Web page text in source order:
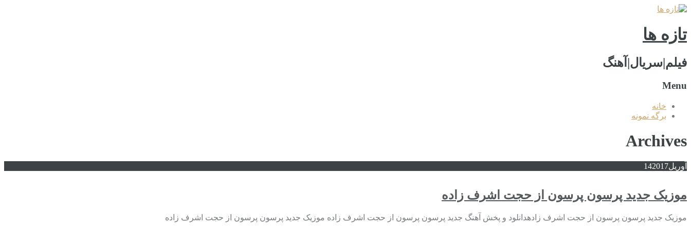
تازه ها
فیلم|سریال|آهنگ
Menu
خانه
برگه نمونه
Archives
آوریل 142017
موزیک جدید پرسون پرسون از حجت اشرف زاده
موزیک جدید پرسون پرسون از حجت اشرف زادهدانلود و پخش آهنگ جدید پرسون پرسون از حجت اشرف زاده موزیک جدید پرسون پرسون از حجت اشرف زاده